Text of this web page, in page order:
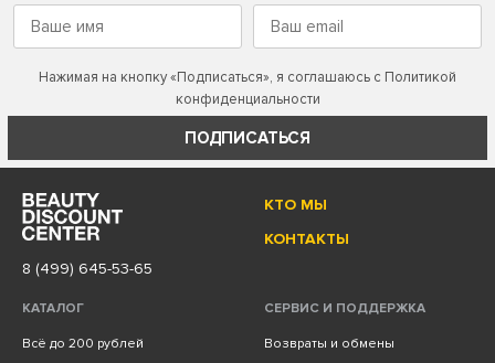
Нажимая на кнопку «Подписаться», я соглашаюсь с Политикой
конфиденциальности
ПОДПИСАТЬСЯ
КТО МЫ
КОНТАКТЫ
8 (499) 645-53-65
КАТАЛОГ
Всё до 200 рублей
СЕРВИС И ПОДДЕРЖКА
Возвраты и обмены